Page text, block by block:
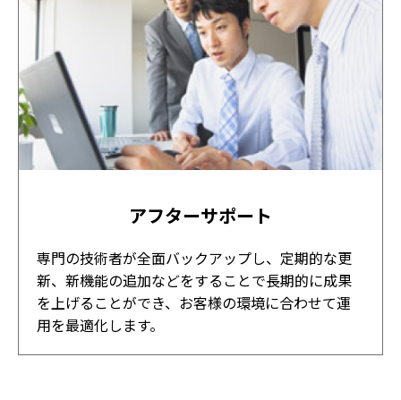
アフターサポート
専門の技術者が全面バックアップし、定期的な更
新、新機能の追加などをすることで長期的に成果
を上げることができ、お客様の環境に合わせて運
用を最適化します。